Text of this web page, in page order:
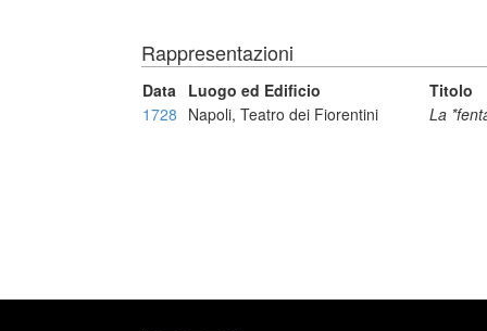
Rappresentazioni
Data Luogo ed Edificio
Titolo
1728 Napoli, Teatro dei Fiorentini La